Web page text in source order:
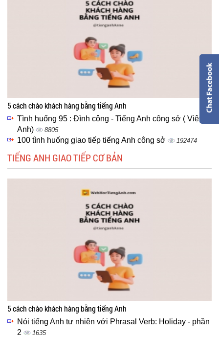
5 cách chào khách hàng bằng tiếng Anh
Tình huống 95 : Đình công - Tiếng Anh công sở ( Việt -
Anh)
8805
100 tình huống giao tiếp tiếng Anh công sở 192474
TIẾNG ANH GIAO TIẾP CƠ BẢN
5 cách chào khách hàng bằng tiếng Anh
Nói tiếng Anh tự nhiên với Phrasal Verb: Holiday - phần
2
1635